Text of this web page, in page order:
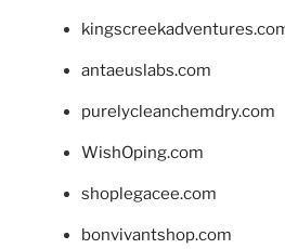
antaeuslabs.com
purelycleanchemdry.com
WishOping.com
shoplegacee.com
bonvivantshop.com